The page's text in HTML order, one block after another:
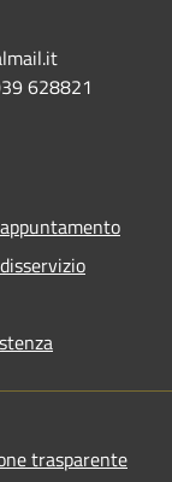
628821
trasparente